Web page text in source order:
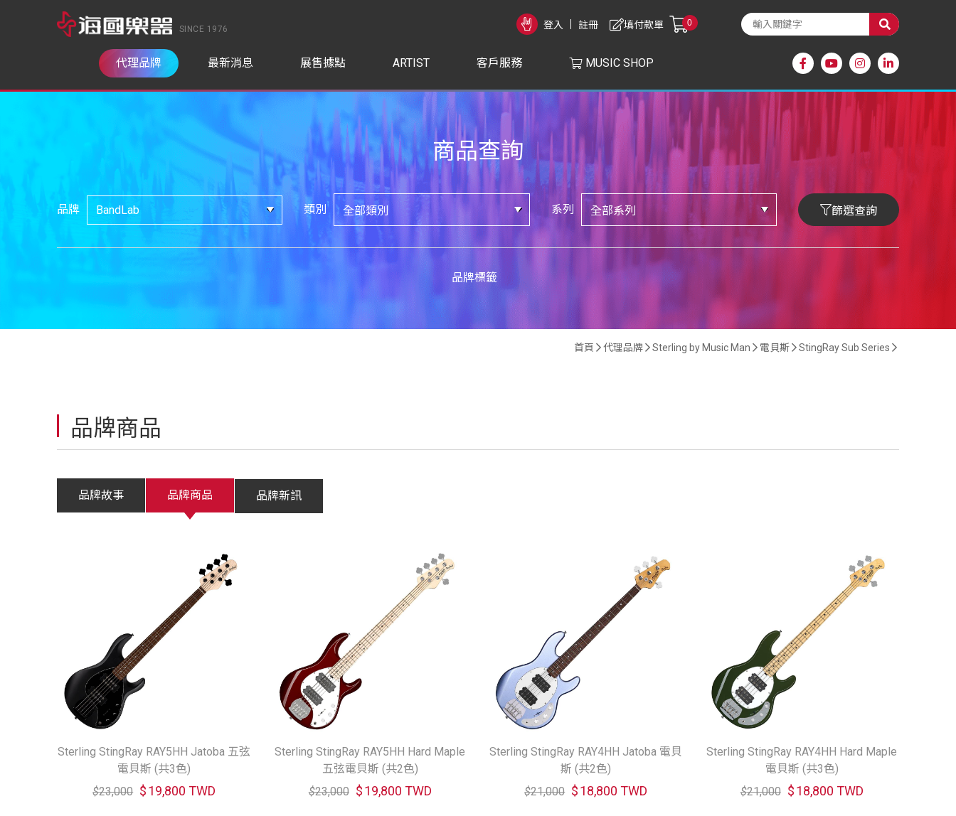
SINCE 1976 登入 註冊 0
填付款單
代理品牌 最新消息 展售據點 ARTIST 客戶服務 MUSIC SHOP
商品查詢
品牌 類別 系列 篩選查詢
品牌標籤
首頁 代理品牌 Sterling by Music Man 電貝斯 StingRay Sub Series
品牌商品
品牌故事 品牌商品 品牌新訊
Sterling StingRay RAY5HH Jatoba 五弦
電貝斯 (共3色)
$23,000 $19,800 TWD
Sterling StingRay RAY5HH Hard Maple
五弦電貝斯 (共2色)
$23,000 $19,800 TWD
Sterling StingRay RAY4HH Jatoba 電貝
斯 (共2色)
$21,000 $18,800 TWD
Sterling StingRay RAY4HH Hard Maple
電貝斯 (共3色)
$21,000 $18,800 TWD